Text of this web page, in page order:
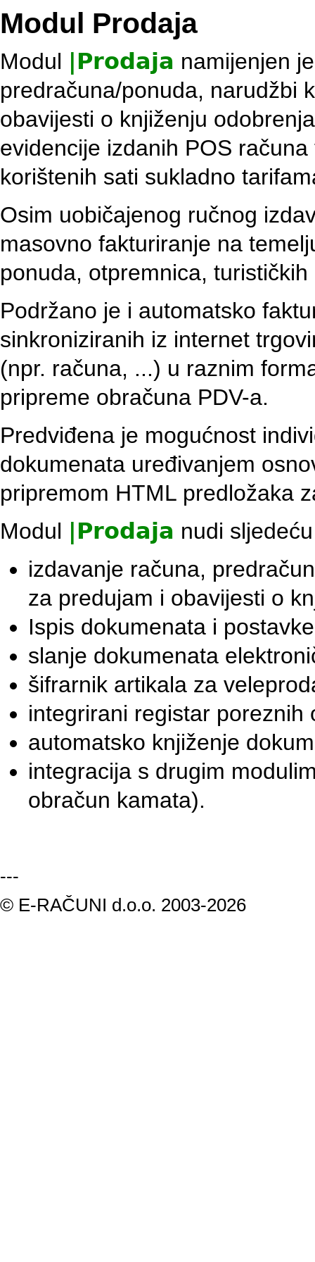
Modul Prodaja
Modul Prodaja namijenjen
predračuna/ponuda, narudžbi
obavijesti o knjiženju
evidencije izdanih POS
korištenih sati sukladno
Osim uobičajenog ručnog
masovno fakturiranje na
ponuda, otpremnica,
Podržano je i automatsko
sinkroniziranih iz internet
(npr. računa, ...) u raznim
pripreme obračuna PDV-a.
Predviđena je mogućnost
dokumenata uređivanjem
pripremom HTML predložaka
Modul
Prodaja nudi
izdavanje računa,
za predujam i obavijesti o
Ispis dokumenata i
slanje dokumenata
šifrarnik artikala za
integrirani registar
automatsko knjiženje
integracija s drugim
obračun kamata).
---
© E-RAČUNI d.o.o. 2003-2026